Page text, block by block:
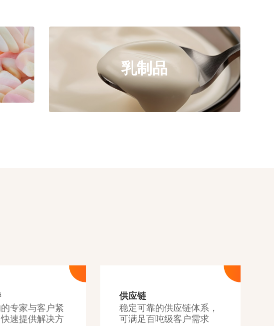
乳制品
乳制品
推荐型号:
BS15-25D, BS22-30C, BS24-30C, BS25-30C,
BS28-35D, BS25-35D, BS30-35D
了解更多
专家与客户紧
速提供解决方
供应链
稳定可靠的供应链体系，
可满足百吨级客户需求